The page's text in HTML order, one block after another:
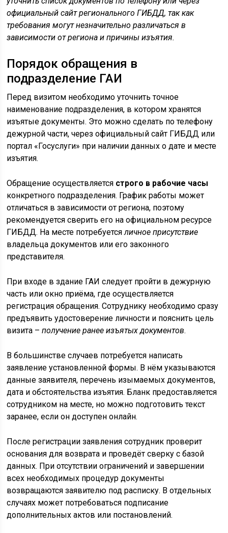
официальный сайт регионального ГИБДД, так как
требования могут незначительно различаться в
зависимости от региона и причины изъятия.
Порядок обращения в
подразделение ГАИ
Перед визитом необходимо уточнить точное
наименование подразделения, в котором хранятся
изъятые документы. Это можно сделать по телефону
дежурной части, через официальный сайт ГИБДД или
портал «Госуслуги» при наличии данных о дате и месте
изъятия.
Обращение осуществляется строго в рабочие часы
конкретного подразделения. График работы может
отличаться в зависимости от региона, поэтому
рекомендуется сверить его на официальном ресурсе
ГИБДД. На месте потребуетсяличное присутствие
владельца документов или его законного
представителя.
При входе в здание ГАИ следует пройти в дежурную
часть или окно приёма, где осуществляется
регистрация обращения. Сотруднику необходимо сразу
предъявить удостоверение личности и пояснить цель
визита –получение ранее изъятых документов.
В большинстве случаев потребуется написать
заявление установленной формы. В нём указываются
данные заявителя, перечень изымаемых документов,
дата и обстоятельства изъятия. Бланк предоставляется
сотрудником на месте, но можно подготовить текст
заранее, если он доступен онлайн.
После регистрации заявления сотрудник проверит
основания для возврата и проведёт сверку с базой
данных. При отсутствии ограничений и завершении
всех необходимых процедур документы
возвращаются заявителю под расписку. В отдельных
случаях может потребоваться подписание
дополнительных актов или постановлений.